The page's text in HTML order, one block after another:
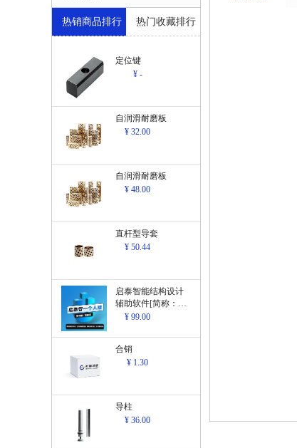
热销商品排行 热门收藏排行
定位键
¥ -
自润滑耐磨板
¥ 32.00
自润滑耐磨板
¥ 48.00
直杆型导套
¥ 50.44
启泰智能结构设计
辅助软件[简称：结
构设计辅助软
¥ 99.00
合销
¥ 1.30
导柱
¥ 36.00